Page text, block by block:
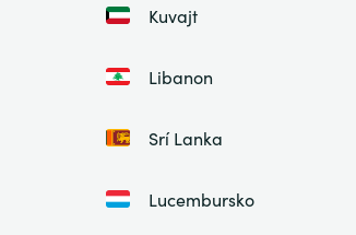
Kuvajt
Libanon
Srí Lanka
Lucembursko